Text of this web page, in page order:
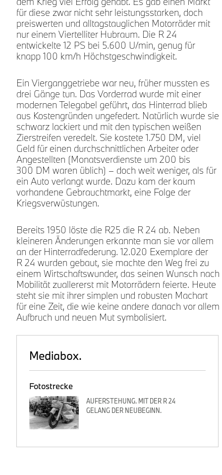
für diese zwar nicht sehr leistungsstarken, doch
preiswerten und alltagstauglichen Motorräder mit
nur einem Viertelliter Hubraum. Die R 24
entwickelte 12 PS bei 5.600 U/min, genug für
knapp 100 km/h Höchstgeschwindigkeit.
Ein Vierganggetriebe war neu, früher mussten es
drei Gänge tun. Das Vorderrad wurde mit einer
modernen Telegabel geführt, das Hinterrad blieb
aus Kostengründen ungefedert. Natürlich wurde sie
schwarz lackiert und mit den typischen weißen
Zierstreifen veredelt. Sie kostete 1.750 DM, viel
Geld für einen durchschnittlichen Arbeiter oder
Angestellten (Monatsverdienste um 200 bis
300 DM waren üblich) – doch weit weniger, als für
ein Auto verlangt wurde. Dazu kam der kaum
vorhandene Gebrauchtmarkt, eine Folge der
Kriegsverwüstungen.
Bereits 1950 löste die R25 die R 24 ab. Neben
kleineren Änderungen erkannte man sie vor allem
an der Hinterradfederung. 12.020 Exemplare der
R 24 wurden gebaut, sie machte den Weg frei zu
einem Wirtschaftswunder, das seinen Wunsch nach
Mobilität zuallererst mit Motorrädern feierte. Heute
steht sie mit ihrer simplen und robusten Machart
für eine Zeit, die wie keine andere danach vor allem
Aufbruch und neuen Mut symbolisiert.
Mediabox.
Fotostrecke
AUFERSTEHUNG. MIT DER R 24
GELANG DER NEUBEGINN.